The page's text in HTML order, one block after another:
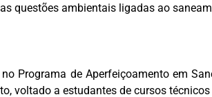
questões ambientais ligadas ao
Programa de Aperfeiçoamento em
voltado a estudantes de cursos